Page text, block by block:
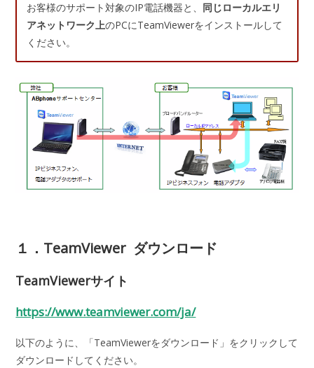
お客様のサポート対象のIP電話機器と、 同じローカルエリ
アネットワーク上のPCにTeamViewerをインストールして
ください。
１．TeamViewer ダウンロード
TeamViewerサイト
https://www.teamviewer.com/ja/
以下のように、「TeamViewerをダウンロード」をクリックして
ダウンロードしてください。